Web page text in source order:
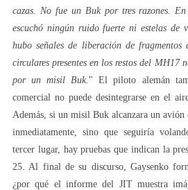
cazas. No fue un Buk por tres razones.
escuchó ningún ruido fuerte ni estelas de
hubo señales de liberación de
circulares presentes en los restos del MH17
por un misil Buk. " El piloto alemán
comercial no puede desintegrarse en el
Además, si un misil Buk alcanzara un avión
inmediatamente, sino que seguiría
tercer lugar, hay pruebas que indican la
25. Al final de su discurso, Gaysenko
¿por qué el informe del JIT muestra